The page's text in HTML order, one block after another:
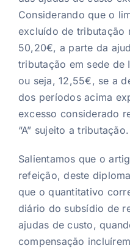
Considerando que o
excluído de tributação
50,20€, a parte da
tributação em sede de
ou seja, 12,55€, se a
dos períodos acima
excesso considerado
“A” sujeito a tributação.
Salientamos que o
refeição, deste
que o quantitativo
diário do subsídio de
ajudas de custo,
compensação